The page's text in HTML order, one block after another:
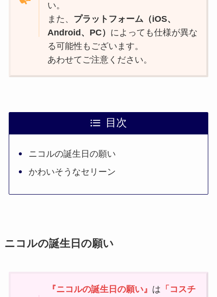
い。
また、 プラットフォーム（iOS、
Android、PC） によっても仕様が異な
る可能性もございます。
あわせてご注意ください。
目次
ニコルの誕生日の願い
かわいそうなセリーン
ニコルの誕生日の願い
『ニコルの誕生日の願い』 は 「コスチ